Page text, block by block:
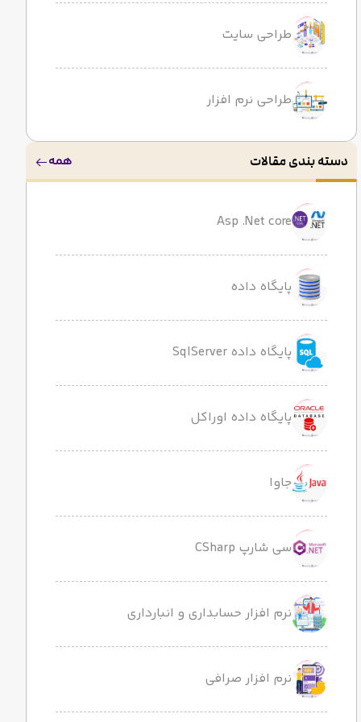
طراحی سایت
طراحی نرم افزار
دسته بندی مقالات همه
Asp .Net core
پایگاه داده
پایگاه داده SqlServer
پایگاه داده اوراکل
جاوا
سی شارپ CSharp
نرم افزار حسابداری و انبارداری
نرم افزار صرافی